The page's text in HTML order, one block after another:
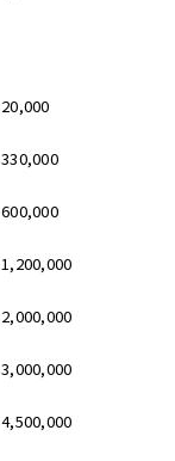
20,000
330,000
600,000
1,200,000
2,000,000
3,000,000
4,500,000